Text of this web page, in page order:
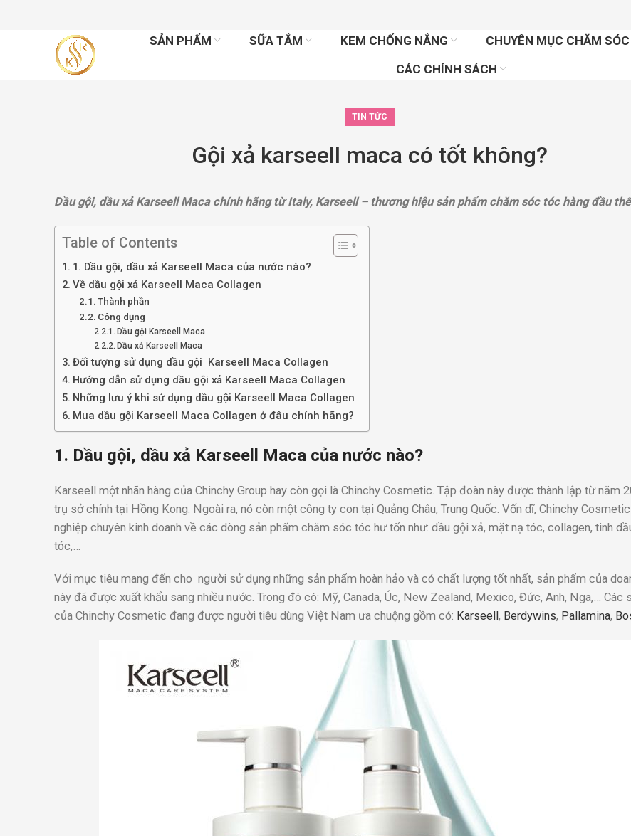
SẢN PHẨM SỮA TẮM KEM CHỐNG NẮNG CHUYÊN MỤC CHĂM
CÁC CHÍNH SÁCH
TIN TỨC
Gội xả karseell maca có tốt không?
Dầu gội, dầu xả Karseell Maca chính hãng từ Italy, Karseell – thương hiệu sản phẩm chăm sóc tóc hàng đầu
Table of Contents
1. Dầu gội, dầu xả Karseell Maca của nước nào?
Về dầu gội xả Karseell Maca Collagen
Thành phần
Công dụng
Dầu gội Karseell Maca
Dầu xả Karseell Maca
Đối tượng sử dụng dầu gội Karseell Maca Collagen
Hướng dẫn sử dụng dầu gội xả Karseell Maca Collagen
Những lưu ý khi sử dụng dầu gội Karseell Maca Collagen
Mua dầu gội Karseell Maca Collagen ở đâu chính hãng?
1. Dầu gội, dầu xả Karseell Maca của nước nào?
Karseell một nhãn hàng của Chinchy Group hay còn gọi là Chinchy Cosmetic. Tập đoàn này được thành lập từ năm
trụ sở chính tại Hồng Kong. Ngoài ra, nó còn một công ty con tại Quảng Châu, Trung Quốc. Vốn dĩ, Chinchy
nghiệp chuyên kinh doanh về các dòng sản phẩm chăm sóc tóc hư tổn như: dầu gội xả, mặt nạ tóc, collagen, tinh
tóc,…
Với mục tiêu mang đến cho người sử dụng những sản phẩm hoàn hảo và có chất lượng tốt nhất, sản phẩm của
này đã được xuất khẩu sang nhiều nước. Trong đó có: Mỹ, Canada, Úc, New Zealand, Mexico, Đức, Anh, Nga,… Các
của Chinchy Cosmetic đang được người tiêu dùng Việt Nam ưa chuộng gồm có: Karseell, Berdywins, Pallamina,